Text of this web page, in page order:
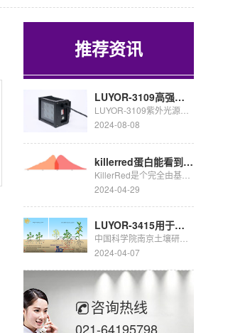
推荐资讯
LUYOR-3109高强度紫外催化光源促销
2024-08-08
killerred蛋白能看到荧光吗
2024-04-29
LUYOR-3415用于豆科生物固氮的研究
2024-04-07
咨询热线
021-64195798